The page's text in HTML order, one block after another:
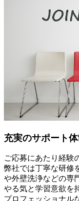
充実のサポート体
ご応募にあたり経験
弊社では丁寧な研修
や外壁洗浄などの専
やる気と学習意欲を
プロフェッショナル